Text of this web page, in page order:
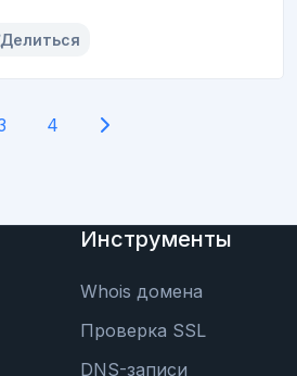
Делиться
4
Инструменты
Whois домена
Проверка SSL
DNS-записи